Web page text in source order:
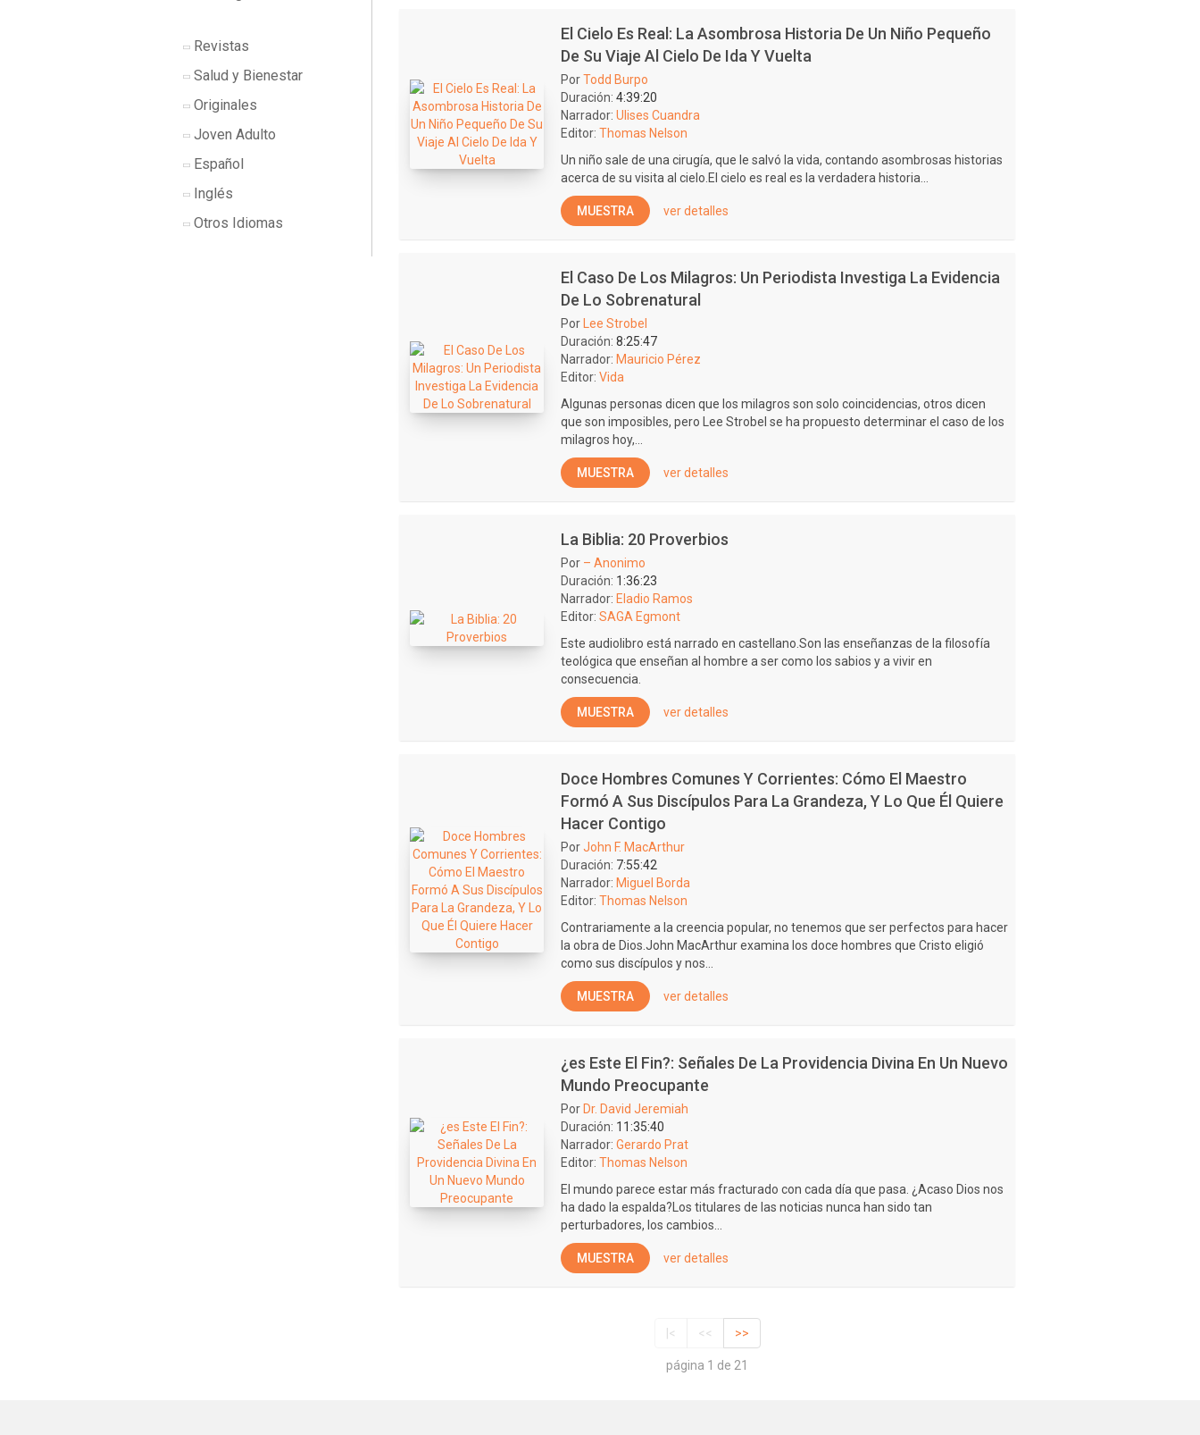
Revistas
Salud y Bienestar
Originales
Joven Adulto
Español
Inglés
Otros Idiomas
El Cielo Es Real: La Asombrosa Historia De Un Niño Pequeño
De Su Viaje Al Cielo De Ida Y Vuelta
PorTodd Burpo
Duración: 4:39:20
Narrador: Ulises Cuandra
Editor: Thomas Nelson
Un niño sale de una cirugía, que le salvó la vida, contando asombrosas historias
acerca de su visita al cielo.El cielo es real es la verdadera historia...
MUESTRA ver detalles
El Caso De Los Milagros: Un Periodista Investiga La Evidencia
De Lo Sobrenatural
Por
Lee Strobel
Duración: 8:25:47
Narrador: Mauricio Pérez
Editor: Vida
Algunas personas dicen que los milagros son solo coincidencias, otros dicen
que son imposibles, pero Lee Strobel se ha propuesto determinar el caso de los
milagros hoy,...
MUESTRA ver detalles
La Biblia: 20 Proverbios
Por – Anonimo
Duración: 1:36:23
Narrador: Eladio Ramos
Editor: SAGA Egmont
Este audiolibro está narrado en castellano.Son las enseñanzas de la filosofía
teológica que enseñan al hombre a ser como los sabios y a vivir en
consecuencia.
MUESTRA ver detalles
Doce Hombres Comunes Y Corrientes: Cómo El Maestro
Formó A Sus Discípulos Para La Grandeza, Y Lo Que Él Quiere
Hacer Contigo
PorJohn F. MacArthur
Duración: 7:55:42
Narrador: Miguel Borda
Editor: Thomas Nelson
Contrariamente a la creencia popular, no tenemos que ser perfectos para hacer
la obra de Dios.John MacArthur examina los doce hombres que Cristo eligió
como sus discípulos y nos...
MUESTRA ver detalles
¿es Este El Fin?: Señales De La Providencia Divina En Un Nuevo
Mundo Preocupante
Por Dr. David Jeremiah
Duración: 11:35:40
Narrador: Gerardo Prat
Editor: Thomas Nelson
El mundo parece estar más fracturado con cada día que pasa. ¿Acaso Dios nos
ha dado la espalda?Los titulares de las noticias nunca han sido tan
perturbadores, los cambios...
MUESTRA ver detalles
|< << >>
página 1 de 21